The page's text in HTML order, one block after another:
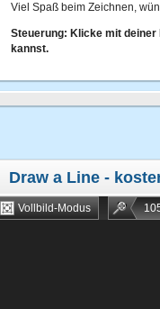
Viel Spaß beim Zeichnen,
Steuerung: Klicke mit deiner
kannst.
Draw a Line -
Vollbild-Modus